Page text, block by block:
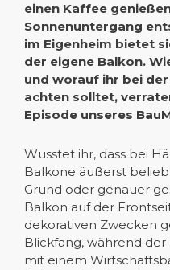
einen Kaffee
Sonnenuntergang
im Eigenheim bietet
der eigene Balkon.
und worauf ihr bei
achten solltet,
Episode unseres
Wusstet ihr, dass bei
Balkone äußerst
Grund oder genauer
Balkon auf der
dekorativen Zwecken
Blickfang, während
mit einem